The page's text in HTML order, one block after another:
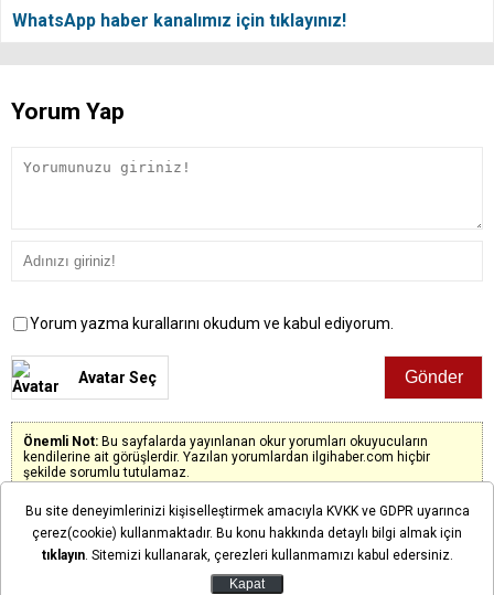
WhatsApp haber kanalımız için tıklayınız!
Yorum Yap
Yorum yazma kurallarını okudum ve kabul ediyorum.
Avatar Seç
Önemli Not: Bu sayfalarda yayınlanan okur yorumları okuyucuların
kendilerine ait görüşlerdir. Yazılan yorumlardan ilgihaber.com hiçbir
şekilde sorumlu tutulamaz.
Henüz yorum yapılmadı. İlk yorumu siz yapın!
Bu site deneyimlerinizi kişiselleştirmek amacıyla KVKK ve GDPR uyarınca
çerez(cookie) kullanmaktadır. Bu konu hakkında detaylı bilgi almak için
tıklayın. Sitemizi kullanarak, çerezleri kullanmamızı kabul edersiniz.
Kapat